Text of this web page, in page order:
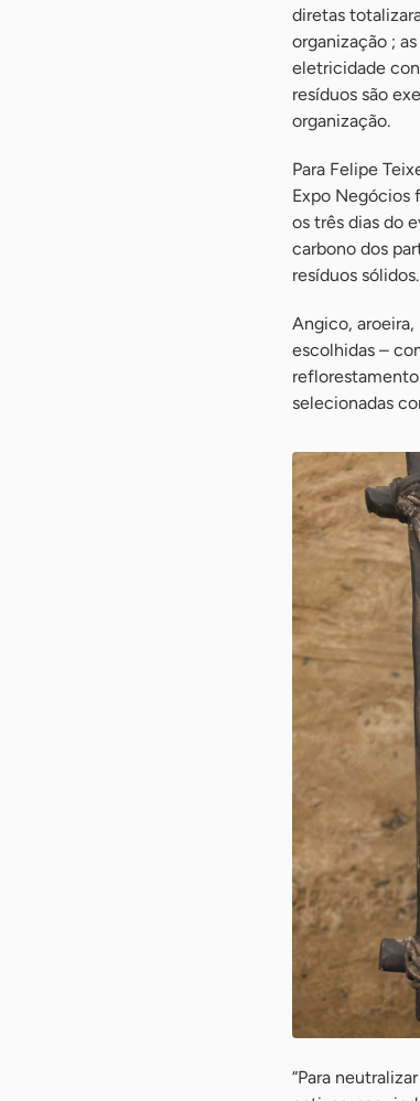
diretas
organização ;
eletricidade
resíduos são
organização.
Para Felipe
Expo Negócios
os três dias do
carbono dos
resíduos sólidos.
Angico,
escolhidas –
selecionadas
“Para